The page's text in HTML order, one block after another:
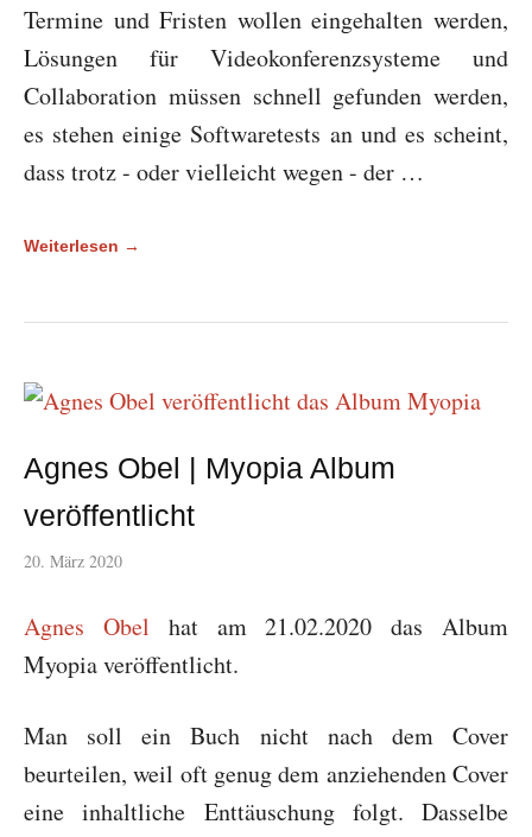
Termine und Fristen wollen eingehalten werden,
Lösungen für Videokonferenzsysteme und
Collaboration müssen schnell gefunden werden,
es stehen einige Softwaretests an und es scheint,
dass trotz - oder vielleicht wegen - der …
Weiterlesen →
Agnes Obel | Myopia Album
veröffentlicht
20. März 2020
Agnes Obel hat am 21.02.2020 das Album
Myopia veröffentlicht.
Man soll ein Buch nicht nach dem Cover
beurteilen, weil oft genug dem anziehenden Cover
eine inhaltliche Enttäuschung folgt. Dasselbe